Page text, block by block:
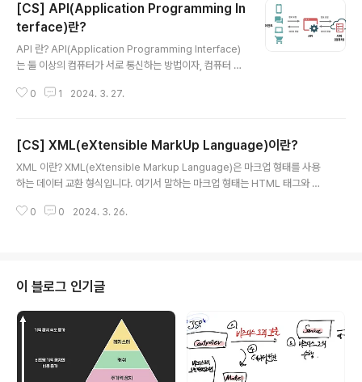
션의 리소스 할당하고 구동했었습니다. 이 방식의 문제는
어떤 프로그램을 설치했을 때 다른 앱에도 영향을 끼치는
것이 가능했다는 것입니다. A라는 앱이 리소스를 많이 잡
아먹고 있어서 B앱의 성능이 저하된다던지.. 등등 그 해결
책으로 도입된 것이 가상머신(Virtual Machine)입니다.
가상머신(Virtual Machine) 이란? 실행중인 애플리케이
[CS] API(Application Programming In
terface)란?
API 란? API(Application Programming Interface)
는 둘 이상의 컴퓨터가 서로 통신하는 방법이자, 컴퓨터 사
행하기 위한 응용 소프트웨어 Programming : 컴퓨터에
만들어진 매개체 종합하면 응용 소프트웨어를 통해 특정
작업을 수행하기 위해 필요한 데이터 전송 통신에서 컴퓨
터(서버)와 사용자(클라이언트) 사이의 데이터 전송 통신을
PI는 프로그램들이 서로 상호작용하는 것을 도와주는 매개
0 1 2024. 3. 27.
[CS] XML(eXtensible MarkUp Language)이란?
XML 이란? XML(eXtensible Markup Language)은 마크업 형태를 사용
하는 데이터 교환 형식입니다. 여기서 말하는 마크업 형태는 HTML 태그와 같
있습니다. 프롤로그 : 버전, 인코딩 정보 이 문서가 xml임을 알리고 버전이 몇
Jani Reminder Don't forget me this weekend! HTML과 비슷하게 생
긴 것 같은데 뭐가 다..
0 0 2024. 3. 26.
이 블로그 인기글